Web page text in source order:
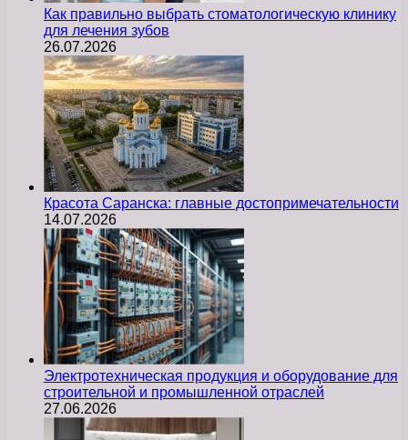
Как правильно выбрать стоматологическую клинику
для лечения зубов
26.07.2026
Красота Саранска: главные достопримечательности
14.07.2026
Электротехническая продукция и оборудование для
строительной и промышленной отраслей
27.06.2026